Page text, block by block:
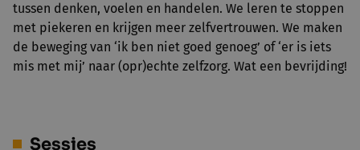
tussen denken, voelen en handelen. We leren te stoppen
met piekeren en krijgen meer zelfvertrouwen. We maken
de beweging van ‘ik ben niet goed genoeg’ of ‘er is iets
mis met mij’ naar (opr)echte zelfzorg. Wat een bevrijding!
Sessies